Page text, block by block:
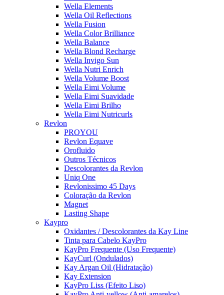
Wella Elements
Wella Oil Reflections
Wella Fusion
Wella Color Brilliance
Wella Balance
Wella Blond Recharge
Wella Invigo Sun
Wella Nutri Enrich
Wella Volume Boost
Wella Eimi Volume
Wella Eimi Suavidade
Wella Eimi Brilho
Wella Eimi Nutricurls
Revlon
PROYOU
Revlon Equave
Orofluido
Outros Técnicos
Descolorantes da Revlon
Uniq One
Revlonissimo 45 Days
Coloração da Revlon
Magnet
Lasting Shape
Kaypro
Oxidantes / Descolorantes da Kay Line
Tinta para Cabelo KayPro
KayPro Frequente (Uso Frequente)
KayCurl (Ondulados)
Kay Argan Oil (Hidratação)
Kay Extension
KayPro Liss (Efeito Liso)